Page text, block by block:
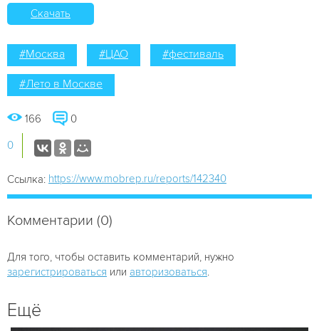
Скачать
#Москва #ЦАО #фестиваль
#Лето в Москве
166 0
0
Ссылка: https://www.mobrep.ru/reports/142340
Комментарии (0)
Для того, чтобы оставить комментарий, нужно
зарегистрироваться или авторизоваться
Ещё